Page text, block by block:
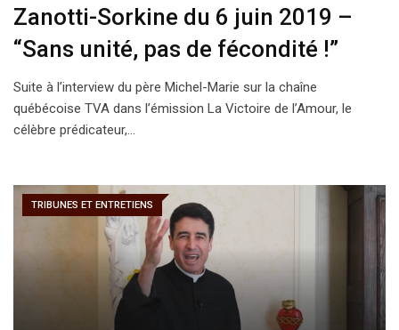
Zanotti-Sorkine du 6 juin 2019 –
“Sans unité, pas de fécondité !”
Suite à l’interview du père Michel-Marie sur la chaîne
québécoise TVA dans l’émission La Victoire de l’Amour, le
célèbre prédicateur,…
TRIBUNES ET ENTRETIENS